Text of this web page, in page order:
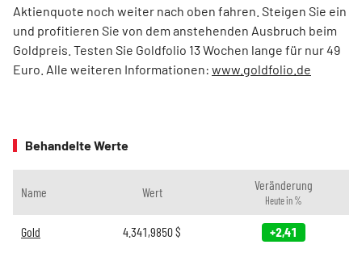
Aktienquote noch weiter nach oben fahren. Steigen Sie ein
und profitieren Sie von dem anstehenden Ausbruch beim
Goldpreis. Testen Sie Goldfolio 13 Wochen lange für nur 49
Euro. Alle weiteren Informationen: www.goldfolio.de
Behandelte Werte
Name Wert Veränderung
Heute in %
Gold 4.341,9850$ +2,41